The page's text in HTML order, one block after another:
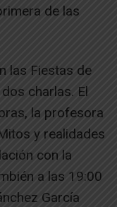
de las
las Fiestas de
charlas. El
la profesora
y realidades
con la
a las 19:00
García